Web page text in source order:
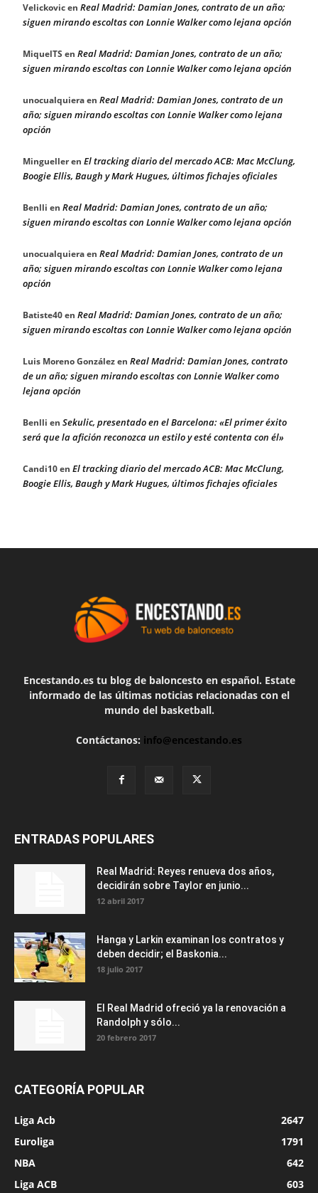
Velickovicen Real Madrid: Damian Jones, contrato de un año;
siguen mirando escoltas con Lonnie Walker como lejana opción
MiquelTS en Real Madrid: Damian Jones, contrato de un año;
siguen mirando escoltas con Lonnie Walker como lejana opción
unocualquieraen Real Madrid: Damian Jones, contrato de un
año; siguen mirando escoltas con Lonnie Walker como lejana
opción
Minguelleren El tracking diario del mercado ACB: Mac McClung,
Boogie Ellis, Baugh y Mark Hugues, últimos fichajes oficiales
Benlli en Real Madrid: Damian Jones, contrato de un año;
siguen mirando escoltas con Lonnie Walker como lejana opción
unocualquieraen Real Madrid: Damian Jones, contrato de un
año; siguen mirando escoltas con Lonnie Walker como lejana
opción
Batiste40en Real Madrid: Damian Jones, contrato de un año;
siguen mirando escoltas con Lonnie Walker como lejana opción
Luis Moreno Gonzálezen Real Madrid: Damian Jones, contrato
de un año; siguen mirando escoltas con Lonnie Walker como
lejana opción
Benlli en Sekulic, presentado en el Barcelona: «El primer éxito
será que la afición reconozca un estilo y esté contenta con él»
Candi10en El tracking diario del mercado ACB: Mac McClung,
Boogie Ellis, Baugh y Mark Hugues, últimos fichajes oficiales
Encestando.es tu blog de baloncesto en español. Estate
informado de las últimas noticias relacionadas con el
mundo del basketball.
Contáctanos: info@encestando.es
ENTRADAS POPULARES
Real Madrid: Reyes renueva dos años,
decidirán sobre Taylor en junio...
12 abril 2017
Hanga y Larkin examinan los contratos y
deben decidir; el Baskonia...
18 julio 2017
El Real Madrid ofreció ya la renovación a
Randolph y sólo...
20 febrero 2017
CATEGORÍA POPULAR
Liga Acb
2647
Euroliga
1791
NBA
642
Liga ACB
603